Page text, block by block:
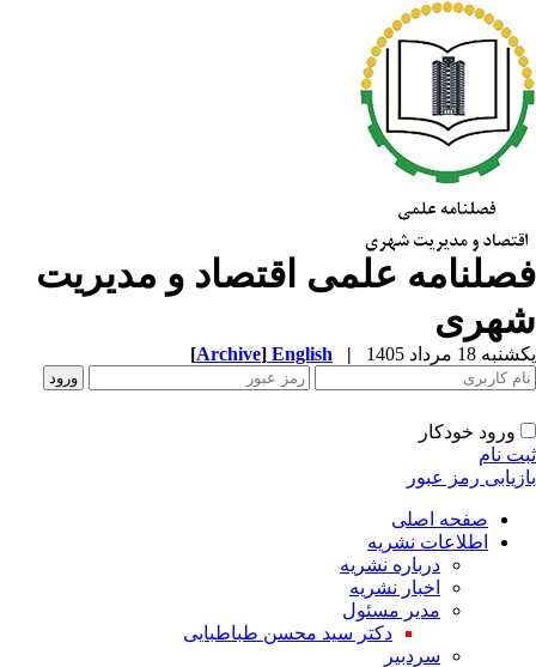
علمی اقتصاد و مدیریت
18 مرداد 1405 |
English
[Archive]
ورود خودکار
نام
رمز عبور
صفحه اصلی
اطلاعات نشریه
درباره نشریه
اخبار نشریه
مدیر مسئول
دکتر سید محسن طباطبایی
سردبیر